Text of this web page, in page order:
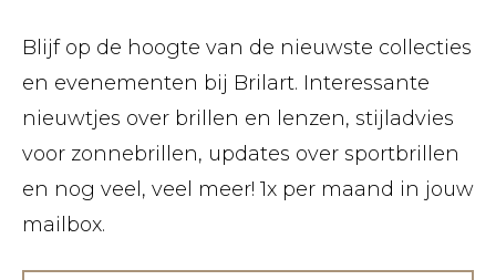
Blijf op de hoogte van de nieuwste collecties
en evenementen bij Brilart. Interessante
nieuwtjes over brillen en lenzen, stijladvies
voor zonnebrillen, updates over sportbrillen
en nog veel, veel meer! 1x per maand in jouw
mailbox.